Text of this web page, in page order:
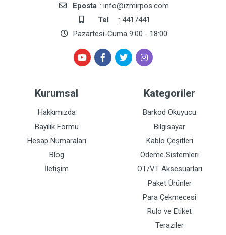
Eposta : info@izmirpos.com
Tel
: 4417441
Pazartesi-Cuma 9:00 - 18:00
Kurumsal
Hakkımızda
Bayilik Formu
Hesap Numaraları
Blog
İletişim
Kategoriler
Barkod Okuyucu
Bilgisayar
Kablo Çeşitleri
Ödeme Sistemleri
OT/VT Aksesuarları
Paket Ürünler
Para Çekmecesi
Rulo ve Etiket
Teraziler